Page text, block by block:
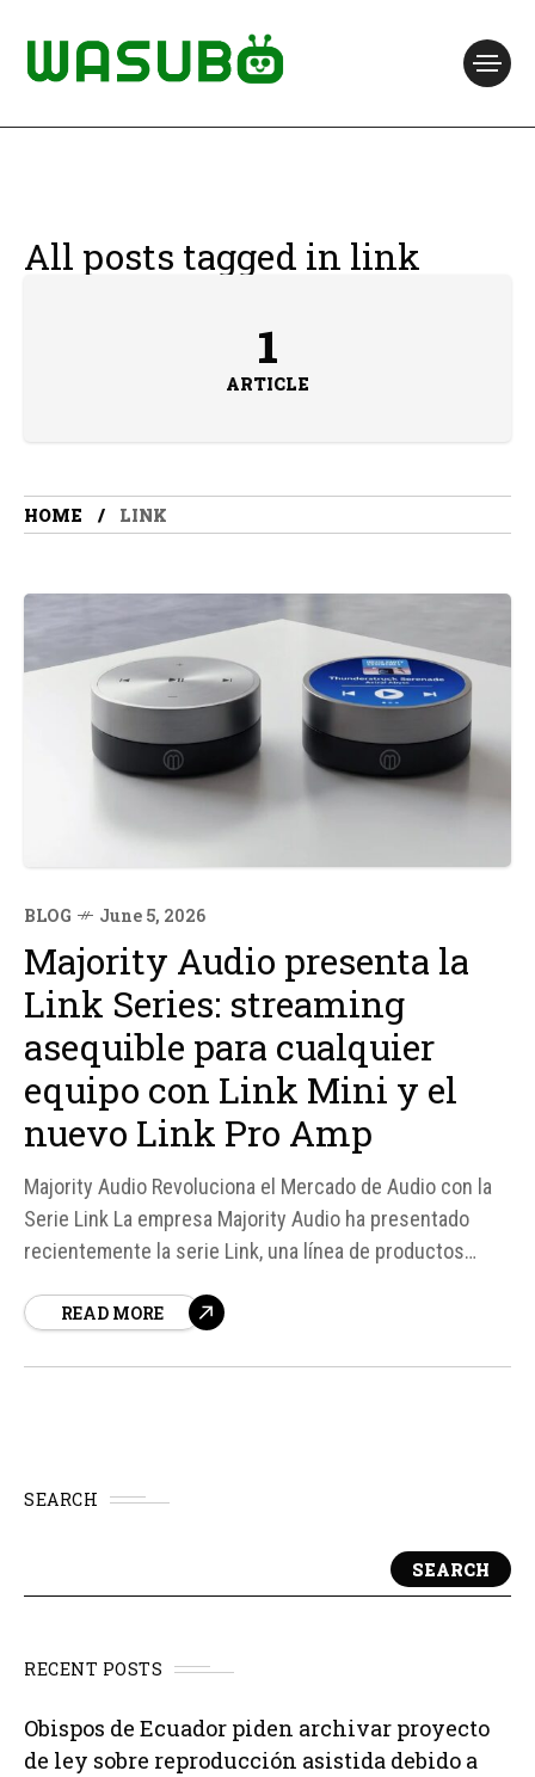
All posts tagged in link
1
ARTICLE
HOME LINK
BLOG June 5, 2026
Majority Audio presenta la
Link Series: streaming
asequible para cualquier
equipo con Link Mini y el
nuevo Link Pro Amp
Majority Audio Revoluciona el Mercado de Audio con la
Serie Link La empresa Majority Audio ha presentado
recientemente la serie Link, una línea de productos
romper el banco. La serie consta de cuatro dispositivos,
READ MORE
SEARCH
SEARCH
RECENT POSTS
Obispos de Ecuador piden archivar proyecto
de ley sobre reproducción asistida debido a